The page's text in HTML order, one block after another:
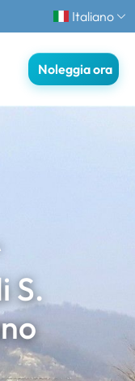
Italiano
Noleggia ora
S.